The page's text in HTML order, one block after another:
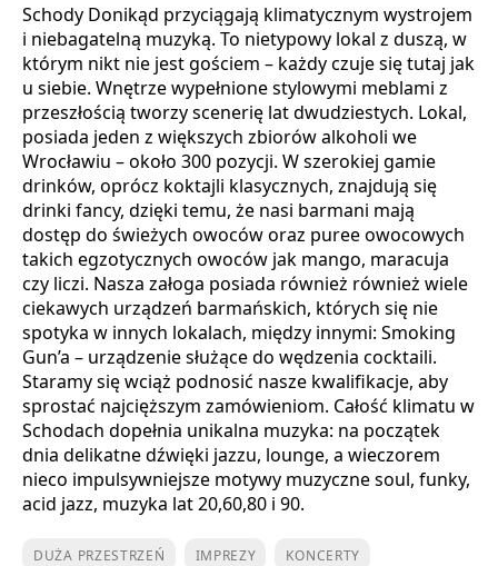
Schody Donikąd przyciągają klimatycznym wystrojem
i niebagatelną muzyką. To nietypowy lokal z duszą, w
którym nikt nie jest gościem – każdy czuje się tutaj jak
u siebie. Wnętrze wypełnione stylowymi meblami z
przeszłością tworzy scenerię lat dwudziestych. Lokal,
posiada jeden z większych zbiorów alkoholi we
Wrocławiu – około 300 pozycji. W szerokiej gamie
drinków, oprócz koktajli klasycznych, znajdują się
drinki fancy, dzięki temu, że nasi barmani mają
dostęp do świeżych owoców oraz puree owocowych
takich egzotycznych owoców jak mango, maracuja
czy liczi. Nasza załoga posiada również również wiele
ciekawych urządzeń barmańskich, których się nie
spotyka w innych lokalach, między innymi: Smoking
Gun’a – urządzenie służące do wędzenia cocktaili.
Staramy się wciąż podnosić nasze kwalifikacje, aby
sprostać najcięższym zamówieniom. Całość klimatu w
Schodach dopełnia unikalna muzyka: na początek
dnia delikatne dźwięki jazzu, lounge, a wieczorem
nieco impulsywniejsze motywy muzyczne soul, funky,
acid jazz, muzyka lat 20,60,80 i 90.
DUŻA PRZESTRZEŃ IMPREZY KONCERTY